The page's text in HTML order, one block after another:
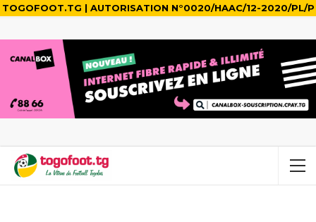
TOGOFOOT.TG | AUTORISATION N°0020/HAAC/12-2020/PL/P